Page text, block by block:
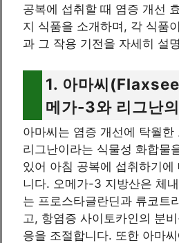
공복에 섭취할 때 염증 개선
지 식품을 소개하며, 각 식품
과 그 작용 기전을 자세히 설
1. 아마씨
메가-3와 리그난
아마씨는 염증 개선에 탁월
리그난이라는 식물성 화합물
있어 아침 공복에 섭취하기에
니다. 오메가-3 지방산은 체
는 프로스타글란딘과 류코트
고, 항염증 사이토카인의 분
응을 조절합니다. 또한 아마